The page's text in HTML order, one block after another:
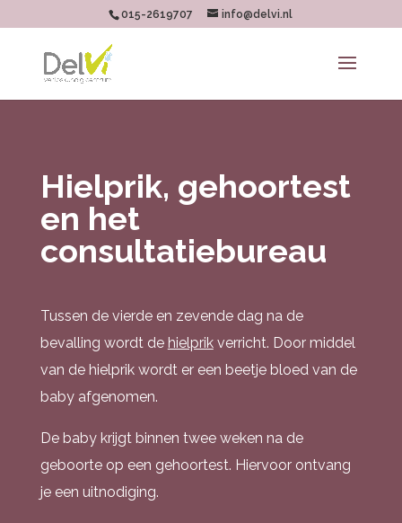
015-2619707 info@delvi.nl
Hielprik, gehoortest
en het
consultatiebureau
Tussen de vierde en zevende dag na de
bevalling wordt de hielprikverricht. Door middel
van de hielprik wordt er een beetje bloed van de
baby afgenomen.
De baby krijgt binnen twee weken na de
geboorte op een gehoortest. Hiervoor ontvang
je een uitnodiging.